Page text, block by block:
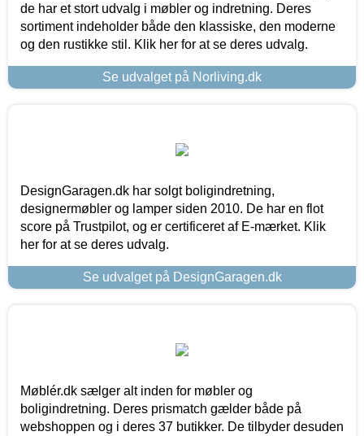
de har et stort udvalg i møbler og indretning. Deres
sortiment indeholder både den klassiske, den moderne
og den rustikke stil. Klik her for at se deres udvalg.
Se udvalget på Norliving.dk
DesignGaragen.dk har solgt boligindretning,
designermøbler og lamper siden 2010. De har en flot
score på Trustpilot, og er certificeret af E-mærket. Klik
her for at se deres udvalg.
Se udvalget på DesignGaragen.dk
Møblér.dk sælger alt inden for møbler og
boligindretning. Deres prismatch gælder både på
webshoppen og i deres 37 butikker. De tilbyder desuden